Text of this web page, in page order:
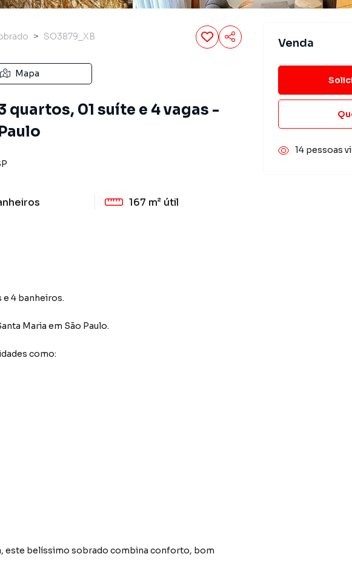
SO3879_XB
Mapa
quartos, 01 suíte e 4 vagas -
167 m² útil
e 4 banheiros.
Maria em São Paulo.
como:
Venda
14 pessoas